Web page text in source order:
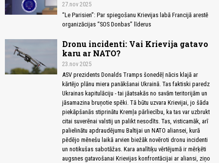
27.nov 2025
“Le Parisien”: Par spiegošanu Krievijas labā Francijā arestē
organizācijas “SOS Donbas” līderus
Dronu incidenti: Vai Krievija gatavo
karu ar NATO?
23.nov 2025
ASV prezidents Donalds Tramps šonedēļ nācis klajā ar
kārtējo plānu miera panākšanai Ukrainā. Tas faktiski paredz
Ukrainas kapitulāciju - tai jāatsakās no savām teritorijām un
jāsamazina bruņotie spēki. Tā būtu uzvara Krievijai, jo šāda
piekāpšanās stiprinātu Kremļa pārliecību, ka tas var uzbrukt
citai suverēnai valstij un palikt nesodīts. Tas, visticamāk, arī
palielinātu apdraudējumu Baltijai un NATO aliansei, kurā
pēdējo mēnešu laikā arvien biežāk novēroti dronu incidenti
un notikušas sabotāžas. Kara analītiķu vērtējumā ir mērķēti
augsnes gatavošanai Krievijas konfrontācijai ar aliansi, ziņo